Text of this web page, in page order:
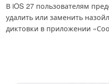
В iOS 27 пользователям
удалить или заменить
диктовки в приложении
устраняет давнюю